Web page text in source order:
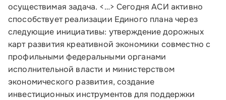
осуществимая задача. <…> Сегодня АСИ активно
способствует реализации Единого плана через
следующие инициативы: утверждение дорожных
карт развития креативной экономики совместно с
профильными федеральными органами
исполнительной власти и министерством
экономического развития, создание
инвестиционных инструментов для поддержки